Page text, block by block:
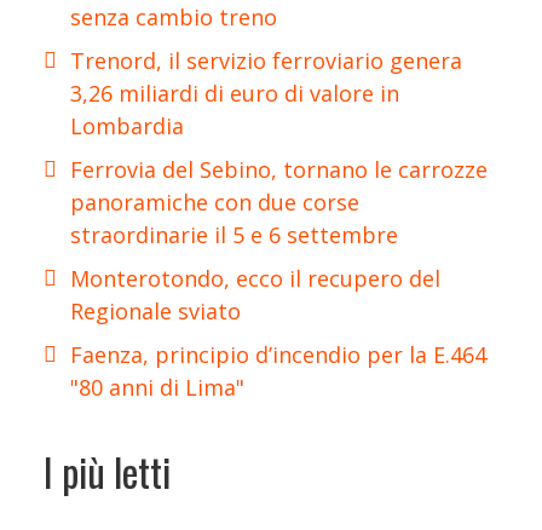
senza cambio treno
Trenord, il servizio ferroviario genera
3,26 miliardi di euro di valore in
Lombardia
Ferrovia del Sebino, tornano le carrozze
panoramiche con due corse
straordinarie il 5 e 6 settembre
Monterotondo, ecco il recupero del
Regionale sviato
Faenza, principio d’incendio per la E.464
"80 anni di Lima"
I più letti